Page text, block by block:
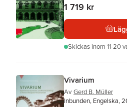
1 719 kr
Skickas inom 11-20
Vivarium
Av Gerd B. Müller
Inbunden, Engelska,